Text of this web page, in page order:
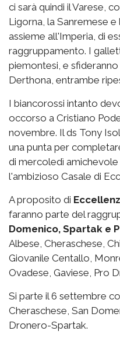
ci sarà quindi il Varese,
Ligorna, la Sanremese e
assieme all'Imperia, di
raggruppamento. I
piemontesi, e sfideranno
Derthona, entrambe
I biancorossi intanto
occorso a Cristiano
novembre. Il ds Tony
una punta per
di mercoledì
l'ambizioso Casale di
A proposito di
faranno parte del
Domenico, Spartak e
Albese, Cheraschese,
Giovanile Centallo,
Ovadese, Gaviese, Pro
Si parte il 6 settembre
Cheraschese, San
Dronero-Spartak.